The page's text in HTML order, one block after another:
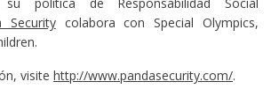
Securitycolabora con Special Olympics,
visite http://www.pandasecurity.com/.